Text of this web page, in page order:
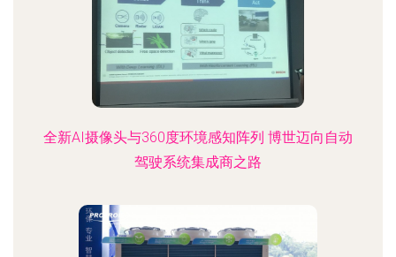
全新AI摄像头与360度环境感知阵列 博世迈向自动
驾驶系统集成商之路